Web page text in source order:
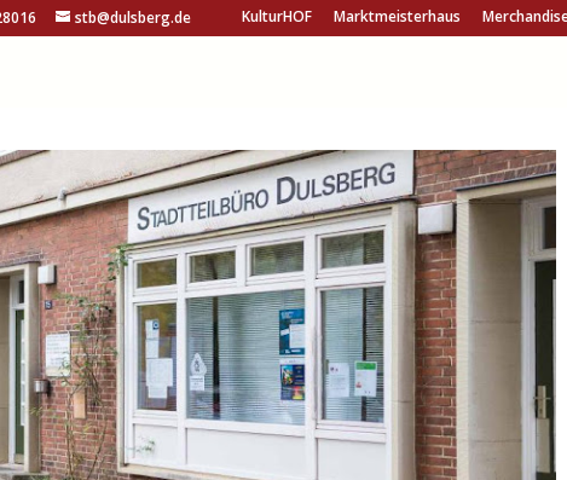
stb@dulsberg.de KulturHOF Marktmeisterhaus